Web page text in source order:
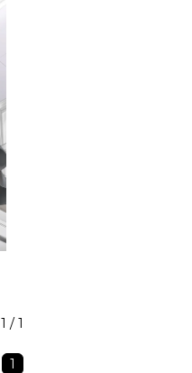
1 / 1
1